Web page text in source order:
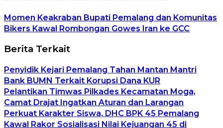
Momen Keakraban Bupati Pemalang dan Komunitas
Bikers Kawal Rombongan Gowes Iran ke GCC
Berita Terkait
Penyidik Kejari Pemalang Tahan Mantan Mantri
Bank BUMN Terkait Korupsi Dana KUR
Pelantikan Timwas Pilkades Kecamatan Moga,
Camat Drajat Ingatkan Aturan dan Larangan
Perkuat Karakter Siswa, DHC BPK 45 Pemalang
Kawal Rakor Sosialisasi Nilai Kejuangan 45 di